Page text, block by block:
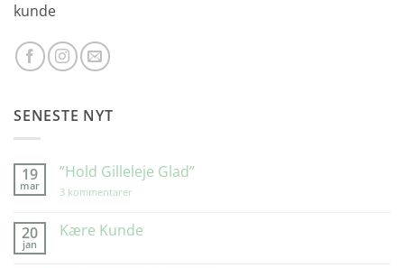
kunde
SENESTE NYT
19
mar
”Hold Gilleleje Glad”
3 kommentarer
Glad”
20
jan
Kære Kunde